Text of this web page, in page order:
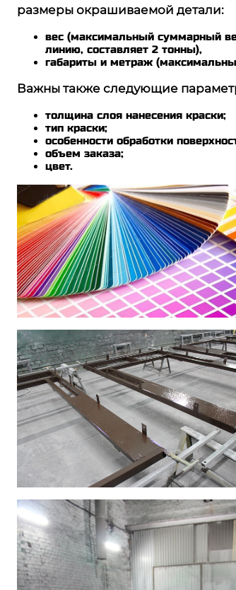
размеры окрашиваемой детали:
вес (максимальный суммарный
линию, составляет 2 тонны),
габариты и метраж
Важны также следующие
толщина слоя нанесения краски;
тип краски;
особенности обработки
объем заказа;
цвет.